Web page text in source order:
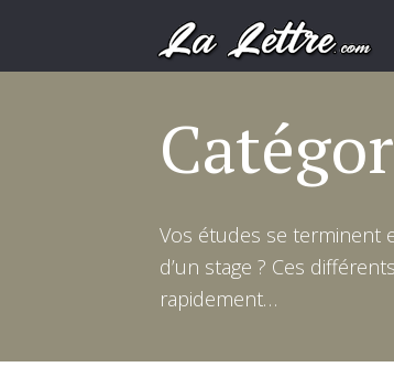
Vos études se terminent
d’un stage ? Ces
rapidement…